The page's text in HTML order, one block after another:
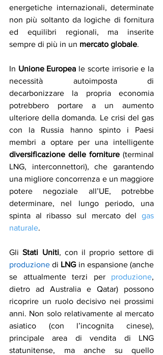
energetiche internazionali, determinate
non più soltanto da logiche di fornitura
ed equilibri regionali, ma inserite
sempre di più in un mercato globale.
In Unione Europea le scorte irrisorie e la
necessità autoimposta di
decarbonizzare la propria economia
potrebbero portare a un aumento
ulteriore della domanda. Le crisi del gas
con la Russia hanno spinto i Paesi
diversificazione delle forniture (terminal
LNG, interconnettori), che garantendo
una migliore concorrenza e un maggiore
potere negoziale all’UE, potrebbe
determinare, nel lungo periodo, una
spinta al ribasso sul mercato del gas
naturale.
Gli Stati Uniti
produzione di LNG in espansione (anche
se attualmente terzi per produzione,
dietro ad Australia e Qatar) possono
ricoprire un ruolo decisivo nei prossimi
anni. Non solo relativamente al mercato
asiatico (con l’incognita cinese),
principale area di vendita di LNG
statunitense, ma anche su quello